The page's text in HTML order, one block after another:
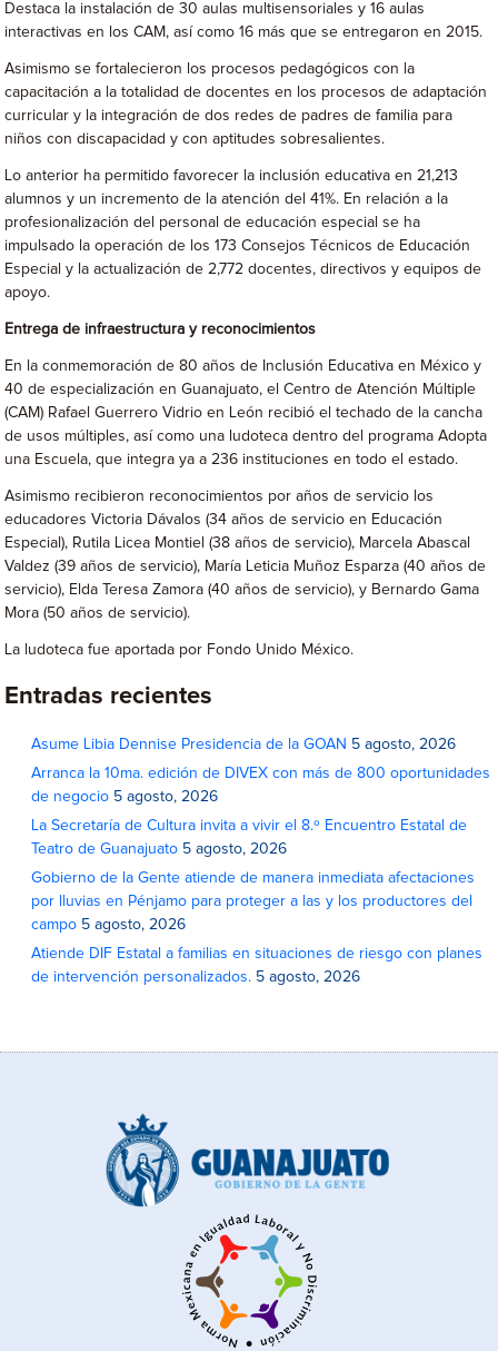
Destaca la instalación de 30 aulas multisensoriales y 16 aulas
interactivas en los CAM, así como 16 más que se entregaron en 2015.
Asimismo se fortalecieron los procesos pedagógicos con la
capacitación a la totalidad de docentes en los procesos de adaptación
curricular y la integración de dos redes de padres de familia para
niños con discapacidad y con aptitudes sobresalientes.
Lo anterior ha permitido favorecer la inclusión educativa en 21,213
alumnos y un incremento de la atención del 41%. En relación a la
profesionalización del personal de educación especial se ha
impulsado la operación de los 173 Consejos Técnicos de Educación
Especial y la actualización de 2,772 docentes, directivos y equipos de
apoyo.
Entrega de infraestructura y reconocimientos
En la conmemoración de 80 años de Inclusión Educativa en México y
40 de especialización en Guanajuato, el Centro de Atención Múltiple
(CAM) Rafael Guerrero Vidrio en León recibió el techado de la cancha
de usos múltiples, así como una ludoteca dentro del programa Adopta
una Escuela, que integra ya a 236 instituciones en todo el estado.
Asimismo recibieron reconocimientos por años de servicio los
educadores Victoria Dávalos (34 años de servicio en Educación
Especial), Rutila Licea Montiel (38 años de servicio), Marcela Abascal
Valdez (39 años de servicio), María Leticia Muñoz Esparza (40 años de
servicio), Elda Teresa Zamora (40 años de servicio), y Bernardo Gama
Mora (50 años de servicio).
La ludoteca fue aportada por Fondo Unido México.
Entradas recientes
Asume Libia Dennise Presidencia de la GOAN 5 agosto, 2026
Arranca la 10ma. edición de DIVEX con más de 800 oportunidades
de negocio 5 agosto, 2026
La Secretaría de Cultura invita a vivir el 8.º Encuentro Estatal de
Teatro de Guanajuato 5 agosto, 2026
Gobierno de la Gente atiende de manera inmediata afectaciones
por lluvias en Pénjamo para proteger a las y los productores del
campo 5 agosto, 2026
Atiende DIF Estatal a familias en situaciones de riesgo con planes
de intervención personalizados. 5 agosto, 2026